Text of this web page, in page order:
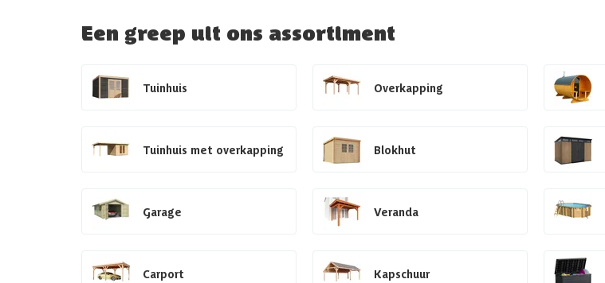
Een greep uit ons assortiment
Tuinhuis Overkapping
Tuinhuis met overkapping Blokhut
Garage Veranda
Carport Kapschuur